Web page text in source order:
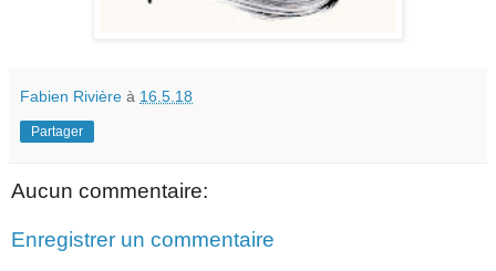
Fabien Rivière à 16.5.18
Partager
Aucun commentaire:
Enregistrer un commentaire